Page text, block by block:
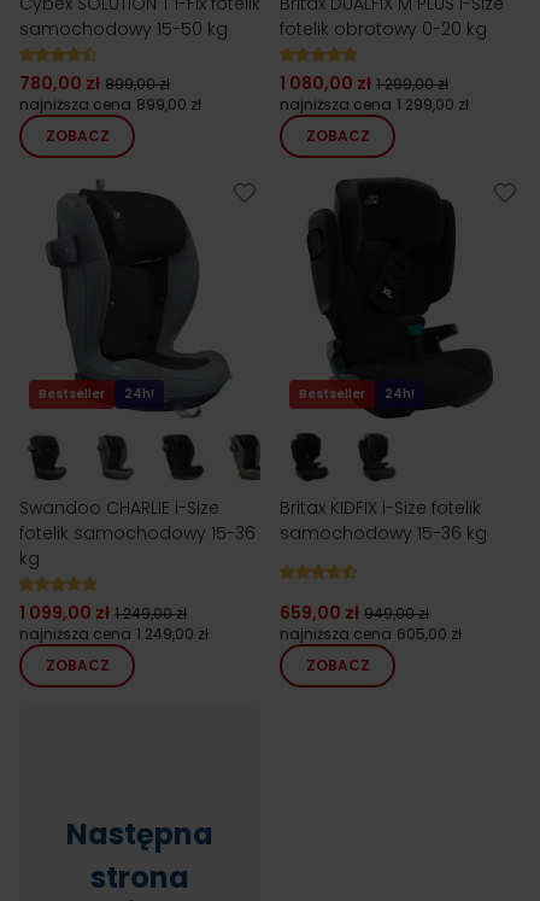
samochodowy 15-50 kg
780,00 zł 899,00 zł
najniższa cena 899,00 zł
ZOBACZ
fotelik obrotowy 0-20 kg
1 080,00 zł 1 299,00 zł
najniższa cena 1 299,00 zł
ZOBACZ
Bestseller 24h!
Swandoo CHARLIE i-Size
fotelik samochodowy 15-36
kg
1 099,00 zł 1 249,00 zł
najniższa cena 1 249,00 zł
ZOBACZ
Bestseller 24h!
Britax KIDFIX i-Size fotelik
samochodowy 15-36 kg
659,00 zł 949,00 zł
najniższa cena 605,00 zł
ZOBACZ
Następna
strona